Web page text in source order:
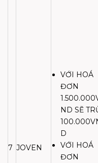
7 JOVEN
VỚI HOÁ
ĐƠN
ND SẼ
D
VỚI HOÁ
ĐƠN